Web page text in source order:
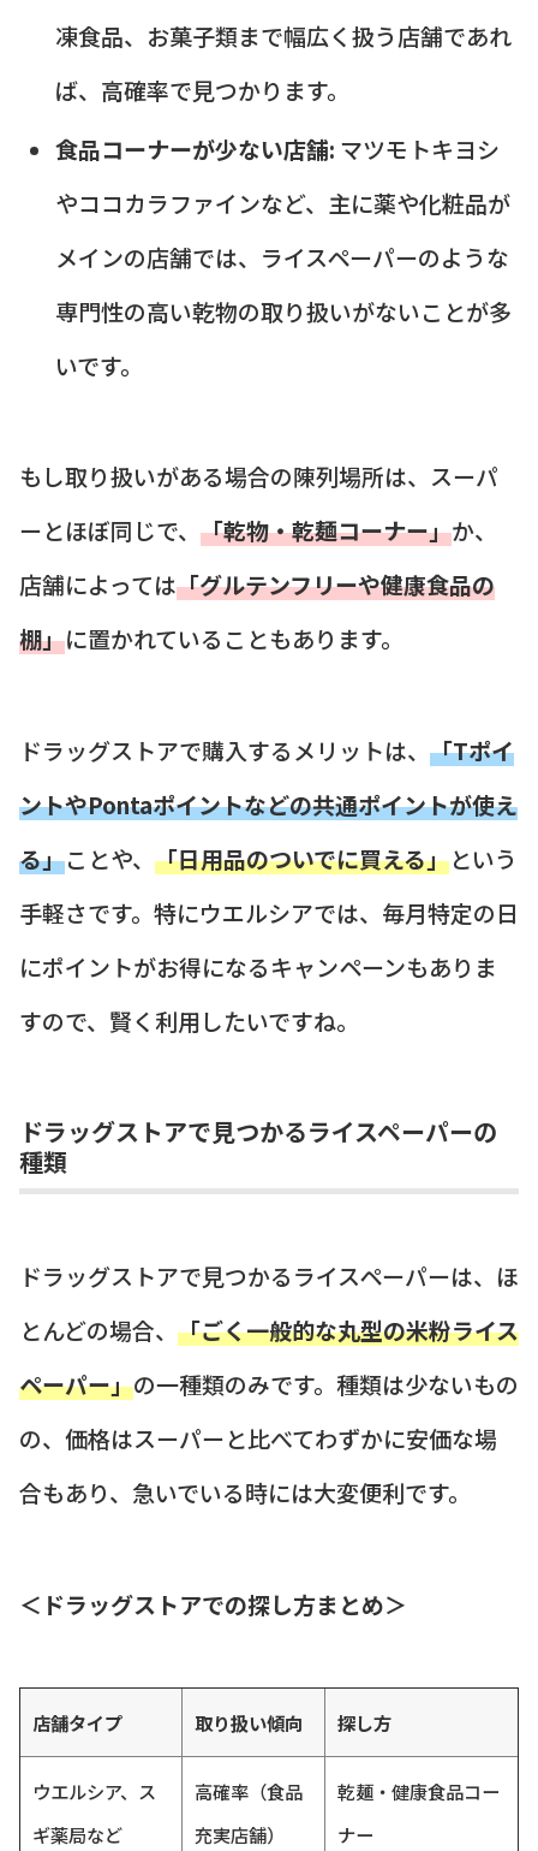
凍食品、お菓子類まで幅広く扱う店舗であれ
ば、高確率で見つかります。
食品コーナーが少ない店舗: マツモトキヨシ
やココカラファインなど、主に薬や化粧品が
メインの店舗では、ライスペーパーのような
専門性の高い乾物の取り扱いがないことが多
いです。
もし取り扱いがある場合の陳列場所は、スーパ
ーとほぼ同じで、 「乾物・乾麺コーナー」か、
店舗によっては「グルテンフリーや健康食品の
棚」に置かれていることもあります。
ドラッグストアで購入するメリットは、 「Tポイ
ントやPontaポイントなどの共通ポイントが使え
る」ことや、 「日用品のついでに買える」という
手軽さです。特にウエルシアでは、毎月特定の日
にポイントがお得になるキャンペーンもありま
すので、賢く利用したいですね。
ドラッグストアで見つかるライスペーパーの
種類
ドラッグストアで見つかるライスペーパーは、ほ
とんどの場合、 「ごく一般的な丸型の米粉ライス
ペーパー」の一種類のみです。種類は少ないもの
の、価格はスーパーと比べてわずかに安価な場
合もあり、急いでいる時には大変便利です。
＜ドラッグストアでの探し方まとめ＞
店舗タイプ 取り扱い傾向 探し方
ウエルシア、ス
ギ薬局など
高確率（食品
充実店舗）
乾麺・健康食品コー
ナー